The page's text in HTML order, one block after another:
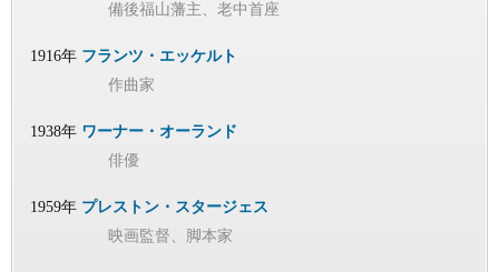
備後福山藩主、老中首座
1916年 フランツ・エッケルト
作曲家
1938年 ワーナー・オーランド
俳優
1959年 プレストン・スタージェス
映画監督、脚本家